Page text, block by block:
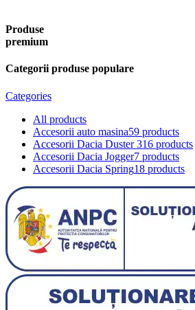
Produse
premium
Categorii produse populare
Categories
All products
Accesorii auto masina59 products
Accesorii Dacia Duster 316 products
Accesorii Dacia Jogger7 products
Accesorii Dacia Spring18 products